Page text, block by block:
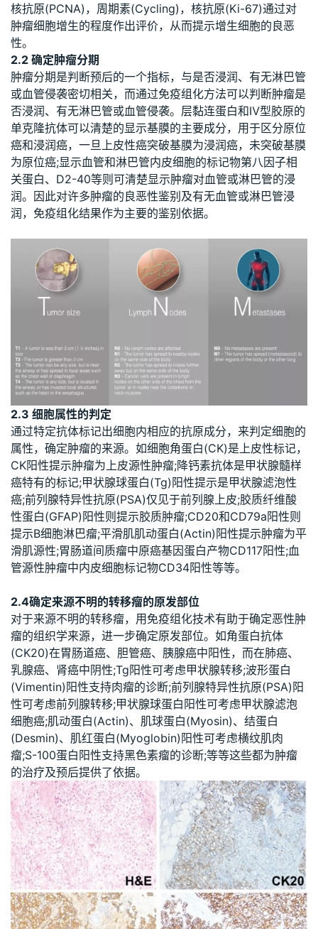
核抗原(PCNA)，周期素(Cycling)，核抗原(Ki-67)通过对
肿瘤细胞增生的程度作出评价，从而提示增生细胞的良恶
性。
2.2 确定肿瘤分期
肿瘤分期是判断预后的一个指标，与是否浸润、有无淋巴管
或血管侵袭密切相关，而通过免疫组化方法可以判断肿瘤是
否浸润、有无淋巴管或血管侵袭。层黏连蛋白和Ⅳ型胶原的
单克隆抗体可以清楚的显示基膜的主要成分，用于区分原位
癌和浸润癌，一旦上皮性癌突破基膜为浸润癌，未突破基膜
为原位癌;显示血管和淋巴管内皮细胞的标记物第八因子相
关蛋白、D2-40等则可清楚显示肿瘤对血管或淋巴管的浸
润。因此对许多肿瘤的良恶性鉴别及有无血管或淋巴管浸
润，免疫组化结果作为主要的鉴别依据。
2.3 细胞属性的判定
通过特定抗体标记出细胞内相应的抗原成分，来判定细胞的
属性，确定肿瘤的来源。如细胞角蛋白(CK)是上皮性标记，
CK阳性提示肿瘤为上皮源性肿瘤;降钙素抗体是甲状腺髓样
癌特有的标记;甲状腺球蛋白(Tg)阳性提示是甲状腺滤泡性
癌;前列腺特异性抗原(PSA)仅见于前列腺上皮;胶质纤维酸
性蛋白(GFAP)阳性则提示胶质肿瘤;CD20和CD79a阳性则
提示B细胞淋巴瘤;平滑肌肌动蛋白(Actin)阳性提示肿瘤为平
滑肌源性;胃肠道间质瘤中原癌基因蛋白产物CD117阳性;血
管源性肿瘤中内皮细胞标记物CD34阳性等等。
2.4确定来源不明的转移瘤的原发部位
对于来源不明的转移瘤，用免疫组化技术有助于确定恶性肿
瘤的组织学来源，进一步确定原发部位。如角蛋白抗体
(CK20)在胃肠道癌、胆管癌、胰腺癌中阳性，而在肺癌、
乳腺癌、肾癌中阴性;Tg阳性可考虑甲状腺转移;波形蛋白
(Vimentin)阳性支持肉瘤的诊断;前列腺特异性抗原(PSA)阳
性可考虑前列腺转移;甲状腺球蛋白阳性可考虑甲状腺滤泡
细胞癌;肌动蛋白(Actin)、肌球蛋白(Myosin)、结蛋白
(Desmin)、肌红蛋白(Myoglobin)阳性可考虑横纹肌肉
瘤;S-100蛋白阳性支持黑色素瘤的诊断;等等这些都为肿瘤
的治疗及预后提供了依据。